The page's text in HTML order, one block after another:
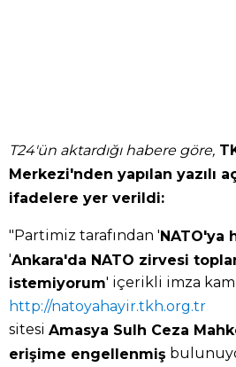
T24'ün aktardığı habere göre,
Merkezi'nden yapılan yazılı
ifadelere yer verildi:
"Partimiz tarafından 'NATO'ya
'Ankara'da NATO zirvesi
istemiyorum' içerikli imza
http://natoyahayir.tkh.org.tr
sitesi Amasya Sulh Ceza
erişime engellenmiş